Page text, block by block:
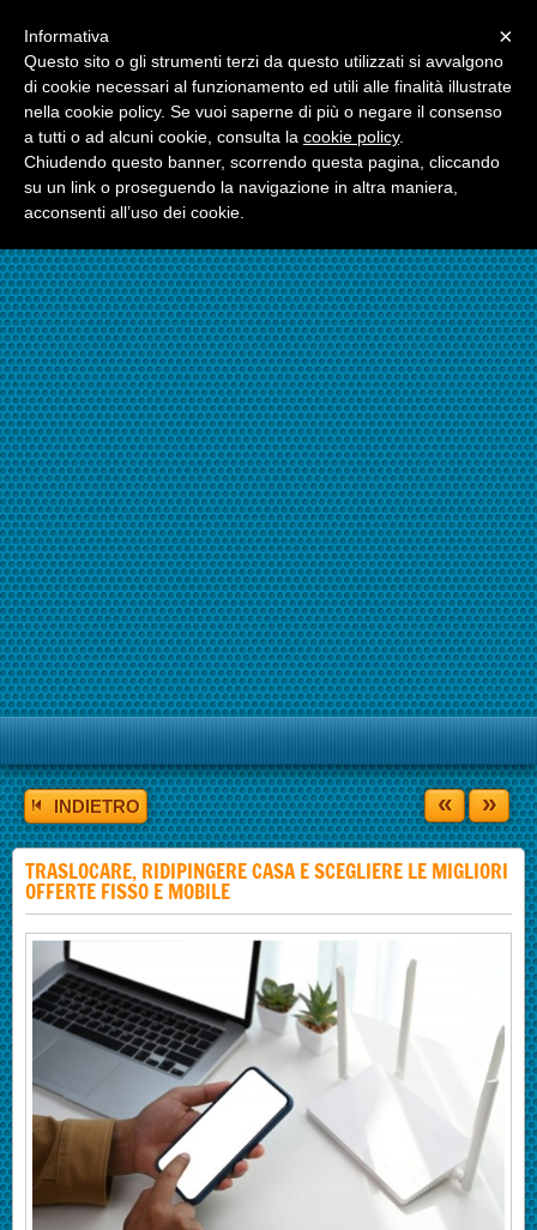
☎324.7403485
INDIETRO « »
TRASLOCARE, RIDIPINGERE CASA E SCEGLIERE LE MIGLIORI
OFFERTE FISSO E MOBILE
×
Informativa
Questo sito o gli strumenti terzi da questo utilizzati si avvalgono
di cookie necessari al funzionamento ed utili alle finalità illustrate
nella cookie policy. Se vuoi saperne di più o negare il consenso
a tutti o ad alcuni cookie, consulta la cookie policy.
Chiudendo questo banner, scorrendo questa pagina, cliccando
su un link o proseguendo la navigazione in altra maniera,
acconsenti all’uso dei cookie.